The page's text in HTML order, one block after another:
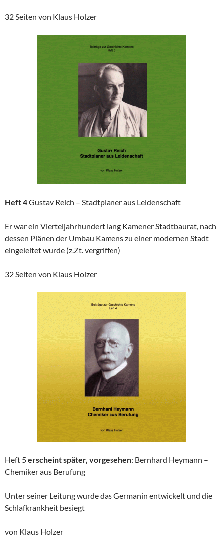
32 Seiten von Klaus Holzer
Heft 4Gustav Reich – Stadtplaner aus Leidenschaft
Er war ein Vierteljahrhundert lang Kamener Stadtbaurat, nach
dessen Plänen der Umbau Kamens zu einer modernen Stadt
eingeleitet wurde (z.Zt. vergriffen)
32 Seiten von Klaus Holzer
Heft 5erscheint später, vorgesehen: Bernhard Heymann –
Chemiker aus Berufung
Unter seiner Leitung wurde das Germanin entwickelt und die
Schlafkrankheit besiegt
von Klaus Holzer